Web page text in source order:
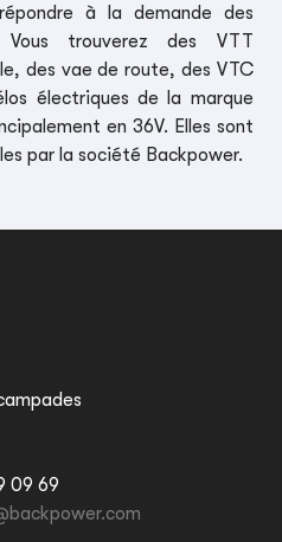
à la demande des
Vous trouverez des VTT
des vae de route, des VTC
électriques de la marque
en 36V. Elles sont
par la société Backpower.
09 69